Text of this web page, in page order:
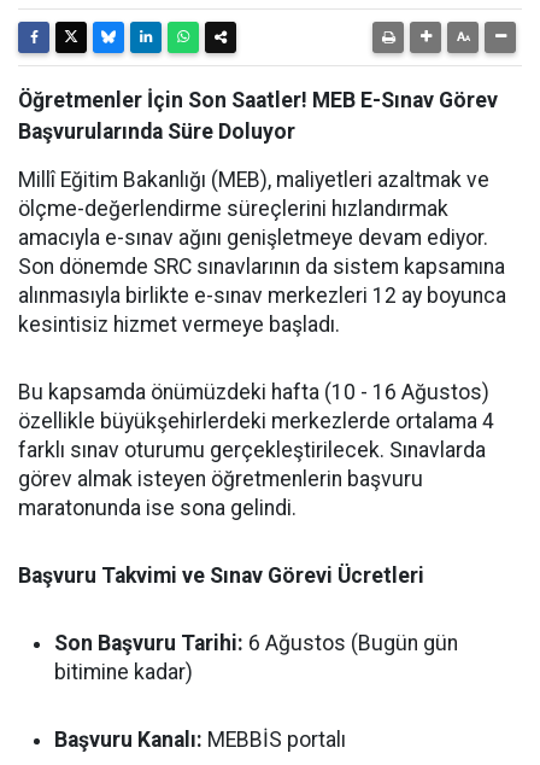
Öğretmenler İçin Son Saatler! MEB E-Sınav Görev
Başvurularında Süre Doluyor
Millî Eğitim Bakanlığı (MEB), maliyetleri azaltmak ve
ölçme-değerlendirme süreçlerini hızlandırmak
amacıyla e-sınav ağını genişletmeye devam ediyor.
Son dönemde SRC sınavlarının da sistem kapsamına
alınmasıyla birlikte e-sınav merkezleri 12 ay boyunca
kesintisiz hizmet vermeye başladı.
Bu kapsamda önümüzdeki hafta (10 - 16 Ağustos)
özellikle büyükşehirlerdeki merkezlerde ortalama 4
farklı sınav oturumu gerçekleştirilecek. Sınavlarda
görev almak isteyen öğretmenlerin başvuru
maratonunda ise sona gelindi.
Başvuru Takvimi ve Sınav Görevi Ücretleri
Son Başvuru Tarihi: 6 Ağustos (Bugün gün
bitimine kadar)
Başvuru Kanalı: MEBBİS portalı